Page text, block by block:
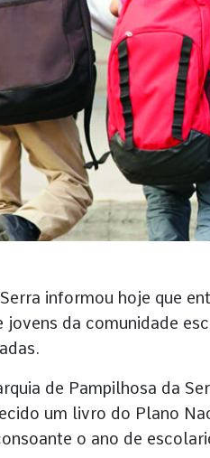
informou hoje que
jovens da comunidade
de Pampilhosa da
um livro do Plano
o ano de